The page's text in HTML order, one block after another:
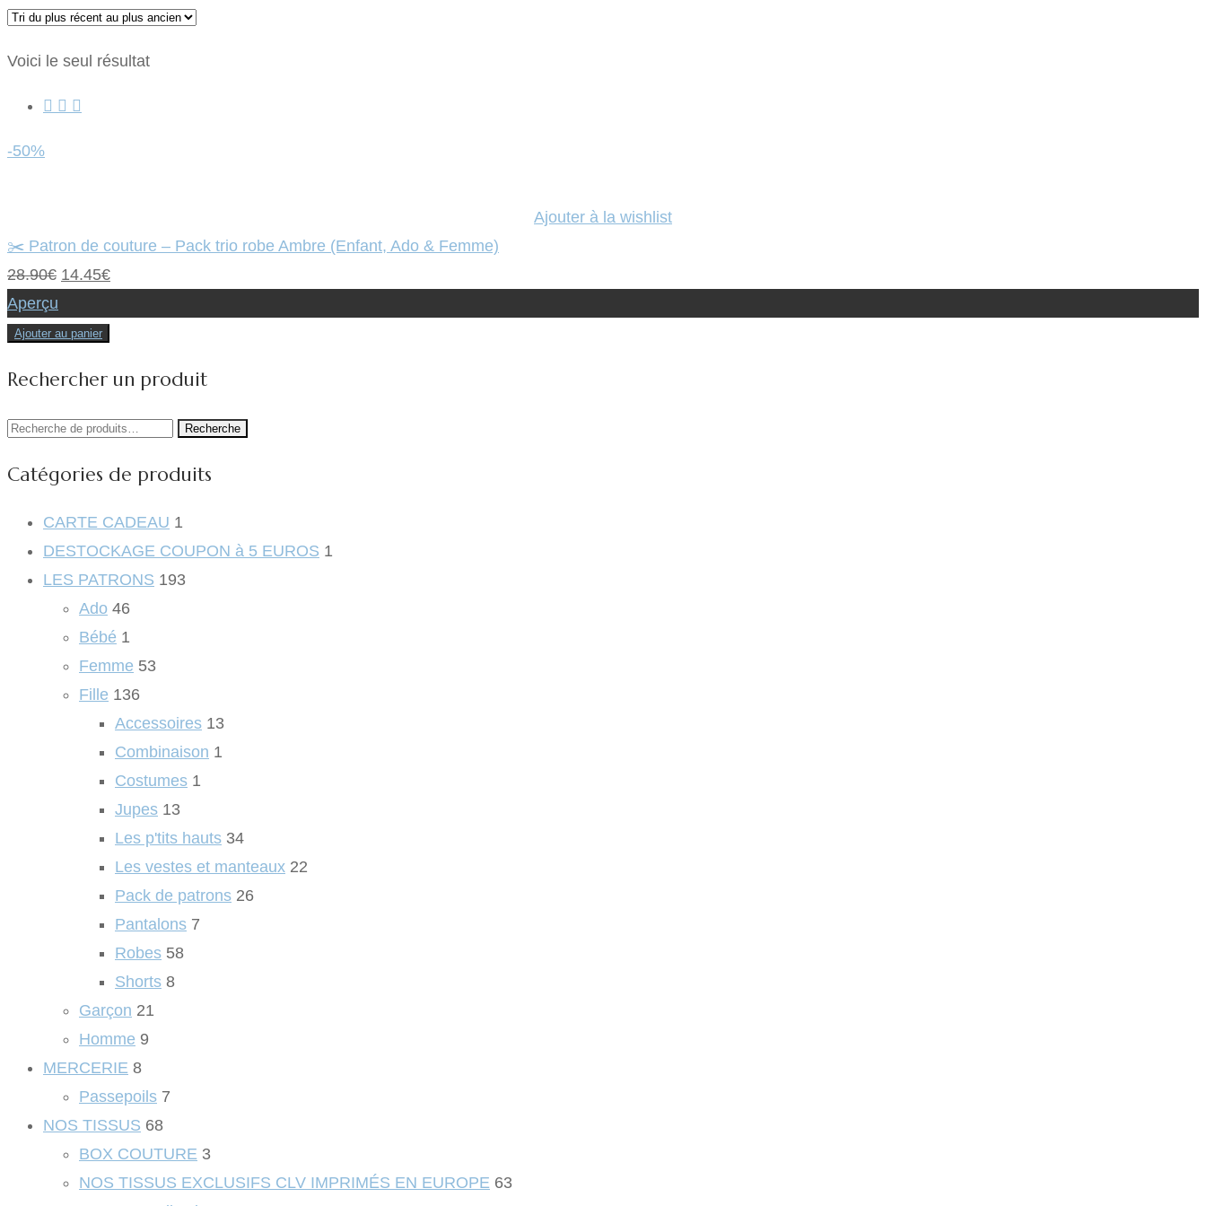
Voici le seul résultat
-50%
Ajouter à la wishlist
✂️ Patron de couture – Pack trio robe Ambre (Enfant, Ado & Femme)
28.90€ Le
initial
28.90€.
14.45€Le
14.45€.
Aperçu
Ajouter au panier
Rechercher un produit
Recherche
Recherche
Catégories de produits
CARTE CADEAU 1
DESTOCKAGE COUPON à 5 EUROS 1
LES PATRONS 193
Ado 46
Bébé 1
Femme 53
Fille 136
Accessoires 13
Combinaison 1
Costumes 1
Jupes 13
Les p'tits hauts 34
Les vestes et manteaux 22
Pack de patrons 26
Pantalons 7
Robes 58
Shorts 8
Garçon 21
Homme 9
MERCERIE 8
Passepoils 7
NOS TISSUS 68
BOX COUTURE 3
NOS TISSUS EXCLUSIFS CLV IMPRIMÉS EN EUROPE 63